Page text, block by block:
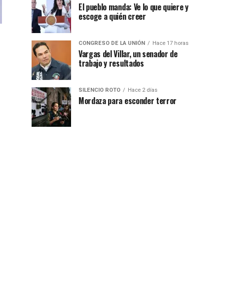
El pueblo manda: Ve lo que quiere y
escoge a quién creer
CONGRESO DE LA UNIÓN Hace 17 horas
Vargas del Villar, un senador de
trabajo y resultados
SILENCIO ROTO Hace 2 días
Mordaza para esconder terror